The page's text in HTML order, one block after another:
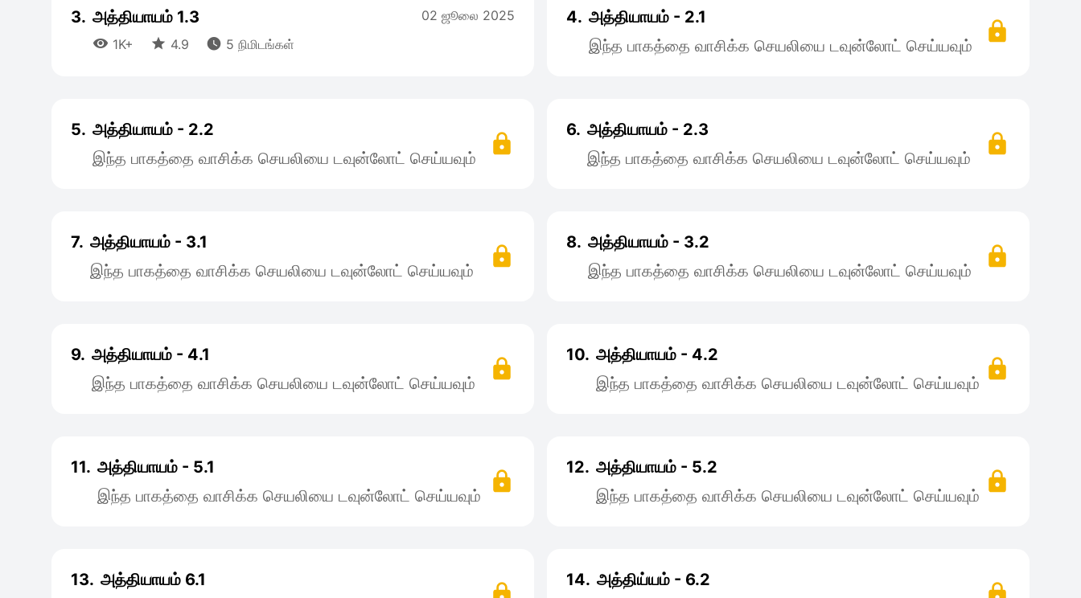
3. அத்தியாயம் 1.3
 1K+  4.9  5 நிமிடங்கள்
02 ஜூலை 2025 4. அத்தியாயம் - 2.1
இந்த பாகத்தை வாசிக்க செயலியை டவுன்லோட் செய்யவும்
5. அத்தியாயம் - 2.2
இந்த பாகத்தை வாசிக்க செயலியை டவுன்லோட் செய்யவும்
6. அத்தியாயம் - 2.3
இந்த பாகத்தை வாசிக்க செயலியை டவுன்லோட் செய்யவும்
7. அத்தியாயம் - 3.1
இந்த பாகத்தை வாசிக்க செயலியை டவுன்லோட் செய்யவும்
8. அத்தியாயம் - 3.2
இந்த பாகத்தை வாசிக்க செயலியை டவுன்லோட் செய்யவும்
9. அத்தியாயம் - 4.1
இந்த பாகத்தை வாசிக்க செயலியை டவுன்லோட் செய்யவும்
10. அத்தியாயம் - 4.2
இந்த பாகத்தை வாசிக்க செயலியை டவுன்லோட் செய்யவும்
11. அத்தியாயம் - 5.1
இந்த பாகத்தை வாசிக்க செயலியை டவுன்லோட் செய்யவும்
12. அத்தியாயம் - 5.2
இந்த பாகத்தை வாசிக்க செயலியை டவுன்லோட் செய்யவும்
13. அத்தியாயம் 6.1
14. அத்திய்யம் - 6.2